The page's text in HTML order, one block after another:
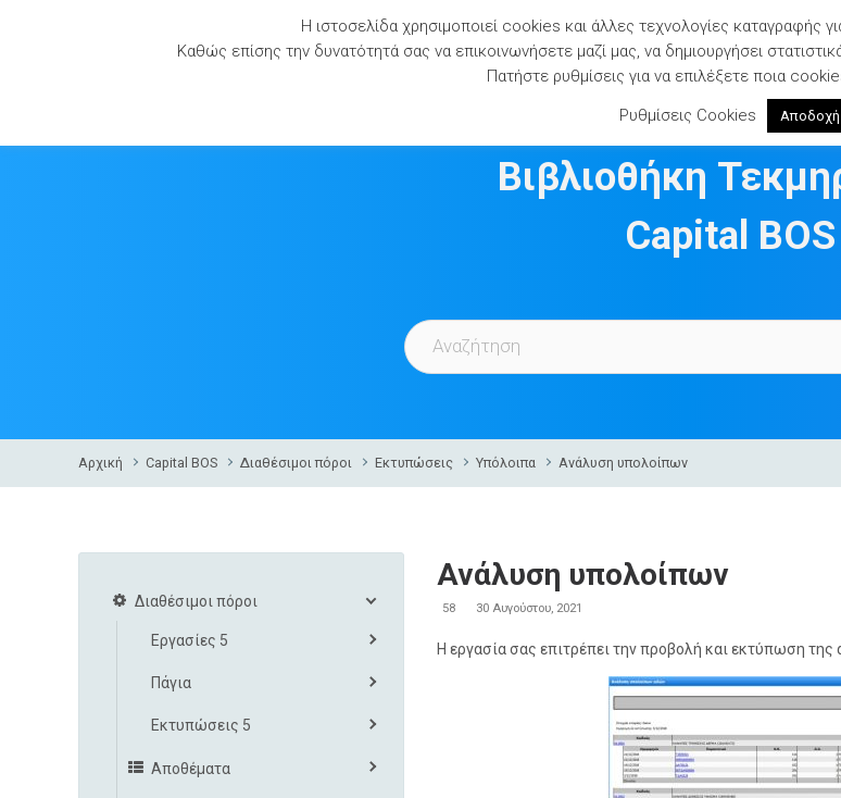
Βιβλιοθήκη
Capital BOS
Αρχική Capital BOS Διαθέσιμοι πόροι Εκτυπώσεις Υπόλοιπα Ανάλυση υπολοίπων
Ανάλυση υπολοίπων
58 30 Αυγούστου, 2021
Η εργασία σας επιτρέπει την προβολή και εκτύπωση
Διαθέσιμοι πόροι
Εργασίες 5
Πάγια
Εκτυπώσεις 5
Αποθέματα
Η ιστοσελίδα χρησιμοποιεί cookies και άλλες τεχνολογίες καταγραφής
Καθώς επίσης την δυνατότητά σας να επικοινωνήσετε μαζί μας, να δημιουργήσει
Πατήστε ρυθμίσεις για να επιλέξετε ποια
Ρυθμίσεις Cookies
Αποδοχή